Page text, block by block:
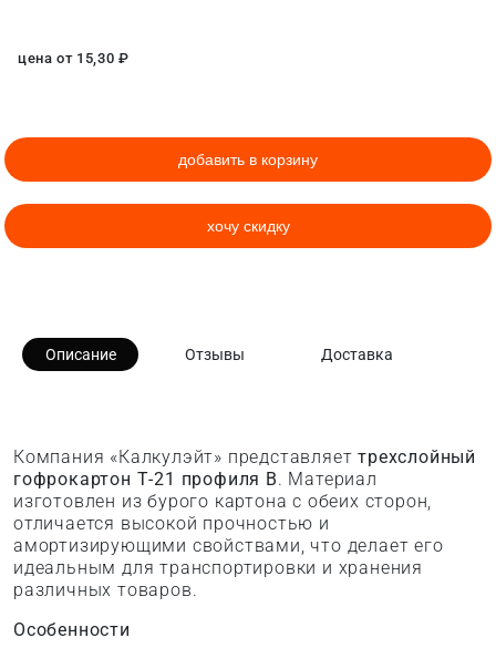
цена от 15,30 ₽
добавить в корзину
хочу скидку
Описание Отзывы Доставка
Компания «Калкулэйт» представляеттрехслойный
гофрокартон Т-21 профиля B. Материал
изготовлен из бурого картона с обеих сторон,
отличается высокой прочностью и
амортизирующими свойствами, что делает его
идеальным для транспортировки и хранения
различных товаров.
Особенности